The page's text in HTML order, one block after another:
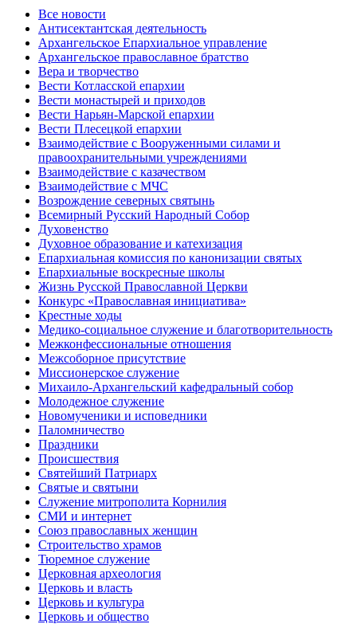
Все новости
Антисектантская деятельность
Архангельское Епархиальное управление
Архангельское православное братство
Вера и творчество
Вести Котласской епархии
Вести монастырей и приходов
Вести Нарьян-Марской епархии
Вести Плесецкой епархии
Взаимодействие с Вооруженными силами и
правоохранительными учреждениями
Взаимодействие с казачеством
Взаимодействие с МЧС
Возрождение северных святынь
Всемирный Русский Народный Собор
Духовенство
Духовное образование и катехизация
Епархиальная комиссия по канонизации святых
Епархиальные воскресные школы
Жизнь Русской Православной Церкви
Конкурс «Православная инициатива»
Крестные ходы
Медико-социальное служение и благотворительность
Межконфессиональные отношения
Межсоборное присутствие
Миссионерское служение
Михаило-Архангельский кафедральный собор
Молодежное служение
Новомученики и исповедники
Паломничество
Праздники
Происшествия
Святейший Патриарх
Святые и святыни
Служение митрополита Корнилия
СМИ и интернет
Союз православных женщин
Строительство храмов
Тюремное служение
Церковная археология
Церковь и власть
Церковь и культура
Церковь и общество